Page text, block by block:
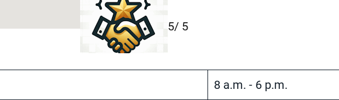
5/ 5
8 a.m. - 6 p.m.